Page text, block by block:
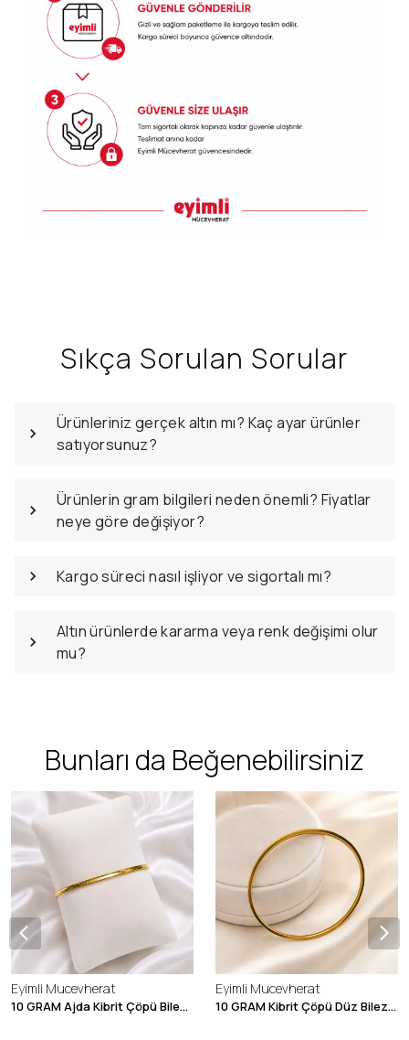
Sıkça Sorulan Sorular
Ürünleriniz gerçek altın mı? Kaç ayar ürünler
satıyorsunuz?
Ürünlerin gram bilgileri neden önemli? Fiyatlar
neye göre değişiyor?
Kargo süreci nasıl işliyor ve sigortalı mı?
Altın ürünlerde kararma veya renk değişimi olur
mu?
Bunları da Beğenebilirsiniz
Eyimli Mucevherat
10 GRAM Ajda Kibrit Çöpü Bilezik 22 Ayar 22BLZ003
Eyimli Mucevherat
10 GRAM Kibrit Çöpü Düz Bilezik 22 Ayar 22BLZ001